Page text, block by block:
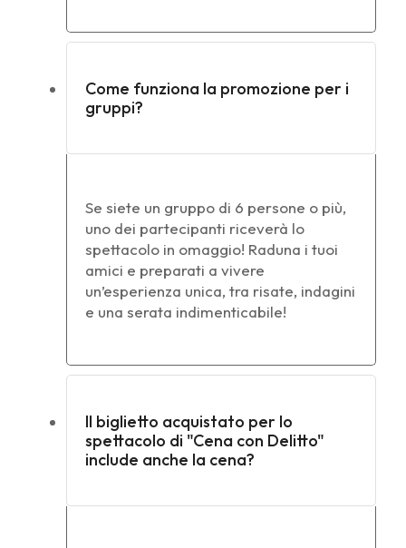
Come funziona la promozione per i
gruppi?
Se siete un gruppo di 6 persone o più,
uno dei partecipanti riceverà lo
spettacolo in omaggio! Raduna i tuoi
amici e preparati a vivere
un’esperienza unica, tra risate, indagini
e una serata indimenticabile!
Il biglietto acquistato per lo
spettacolo di "Cena con Delitto"
include anche la cena?